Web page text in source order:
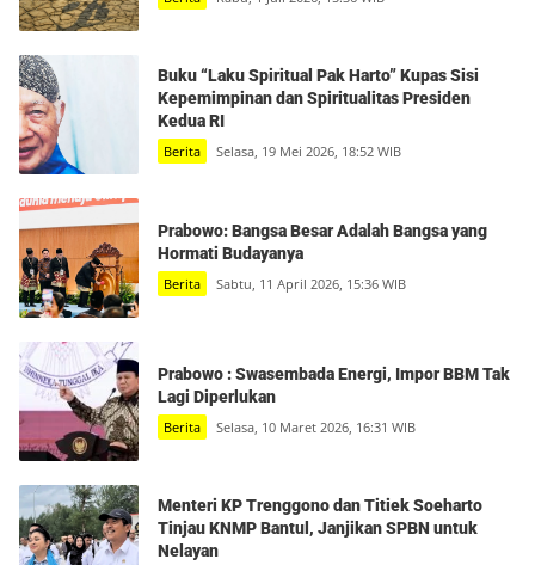
Buku “Laku Spiritual Pak Harto” Kupas Sisi
Kepemimpinan dan Spiritualitas Presiden
Kedua RI
Berita Selasa, 19 Mei 2026, 18:52 WIB
Prabowo: Bangsa Besar Adalah Bangsa yang
Hormati Budayanya
Berita Sabtu, 11 April 2026, 15:36 WIB
Prabowo : Swasembada Energi, Impor BBM Tak
Lagi Diperlukan
Berita Selasa, 10 Maret 2026, 16:31 WIB
Menteri KP Trenggono dan Titiek Soeharto
Tinjau KNMP Bantul, Janjikan SPBN untuk
Nelayan